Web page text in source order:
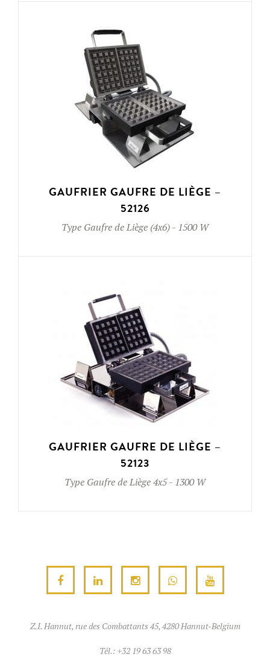
GAUFRIER GAUFRE DE LIÈGE –
52126
Type Gaufre de Liège (4x6)- 1500 W
GAUFRIER GAUFRE DE LIÈGE –
52123
Type Gaufre de Liège 4x5- 1300 W
Z.I. Hannut, rue des Combattants 45, 4280 Hannut-Belgium
Tél.: +32 19 63 63 98